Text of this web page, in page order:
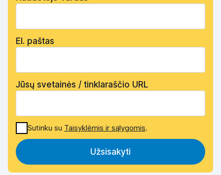
El. paštas
Jūsų svetainės / tinklaraščio URL
Sutinku su Taisyklėmis ir sąlygomis.
Užsisakyti